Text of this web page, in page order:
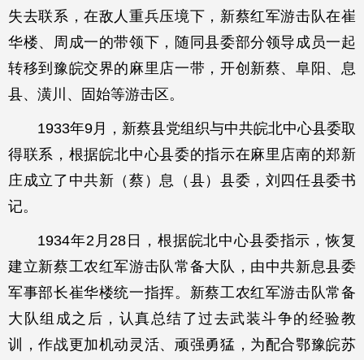
失去联系，在敌人重兵压境下，新蔡红军游击队在崔
华楼、周成一的带领下，随同县委部分领导成员一起
转移到豫皖交界的麻里店一带，开创新蔡、阜阳、息
县、潢川、固始等游击区。
1933年9月，新蔡县党组织与中共皖北中心县委取
得联系，根据皖北中心县委的指示在麻里店南的郑新
庄成立了中共新（蔡）息（县）县委，刘四任县委书
记。
1934年2月28日，根据皖北中心县委指示，恢复
建立新蔡工农红军游击队常备大队，由中共新息县委
军事部长崔华楼统一指挥。新蔡工农红军游击队常备
大队组成之后，认真总结了过去武装斗争的经验教
训，作战更加机动灵活、顽强勇猛，为配合鄂豫皖苏